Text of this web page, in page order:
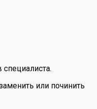
или починить